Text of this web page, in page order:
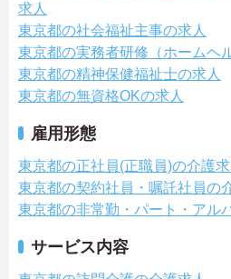
求人
東京都の社会福祉主事の求人
東京都の実務者研修（ホームヘ
東京都の精神保健福祉士の求人
東京都の無資格OKの求人
雇用形態
東京都の正社員(正職員)の介護求
東京都の契約社員・嘱託社員の
東京都の非常勤・パート・アル
サービス内容